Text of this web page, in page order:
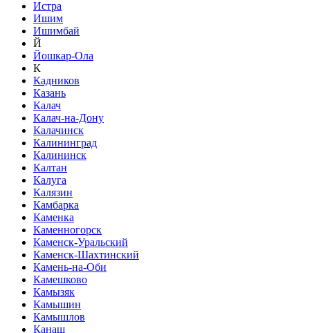
Истра
Ишим
Ишимбай
Й
Йошкар-Ола
К
Кадников
Казань
Калач
Калач-на-Дону
Калачинск
Калининград
Калининск
Калтан
Калуга
Калязин
Камбарка
Каменка
Каменногорск
Каменск-Уральский
Каменск-Шахтинский
Камень-на-Оби
Камешково
Камызяк
Камышин
Камышлов
Канаш